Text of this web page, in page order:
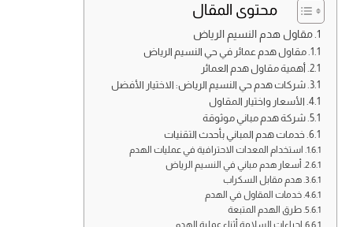
محتوى المقال
مقاول هدم النسيم الرياض
مقاول هدم عمائر في حي النسيم الرياض
أهمية مقاول هدم العمائر
شركات هدم حي النسيم الرياض: الاختيار الأفضل
الأسعار واختيار المقاول
شركة هدم مباني موثوقة
خدمات هدم المباني بأحدث التقنيات
استخدام المعدات الاحترافية في عمليات الهدم
أسعار هدم مباني في النسيم الرياض
هدم مقابل السكراب
خدمات المقاول في الهدم
طرق الهدم المتبعة
إجراءات السلامة أثناء عملية الهدم